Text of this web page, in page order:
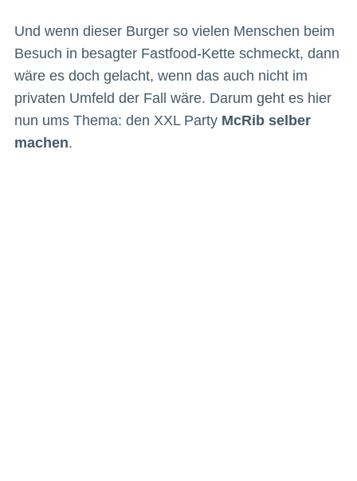
Und wenn dieser Burger so vielen Menschen beim
Besuch in besagter Fastfood-Kette schmeckt, dann
wäre es doch gelacht, wenn das auch nicht im
privaten Umfeld der Fall wäre. Darum geht es hier
nun ums Thema: den XXL Party McRib selber
machen.